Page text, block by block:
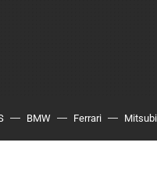
BMW Ferrari